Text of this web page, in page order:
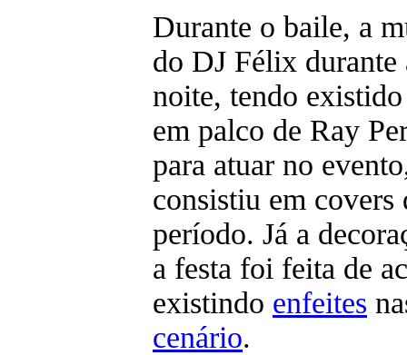
Durante o baile, a
do DJ Félix durante
noite, tendo
em palco de Ray
para atuar no
consistiu em covers
período. Já a
a festa foi feita de
existindo enfeites
cenário.